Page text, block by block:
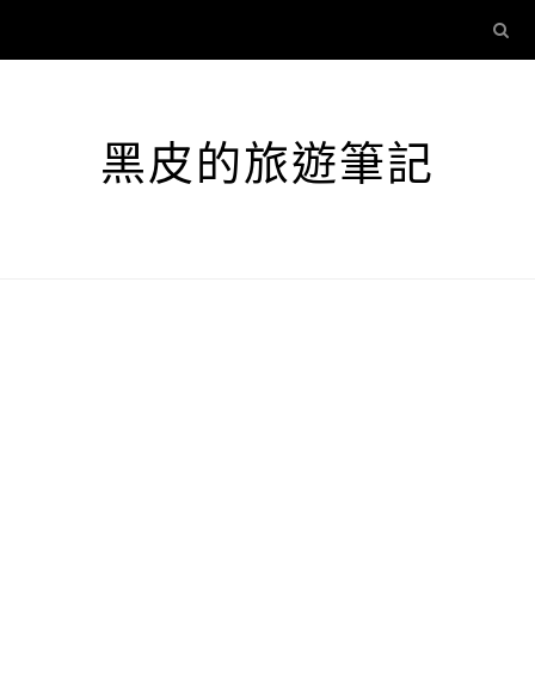
黑皮的旅遊筆記